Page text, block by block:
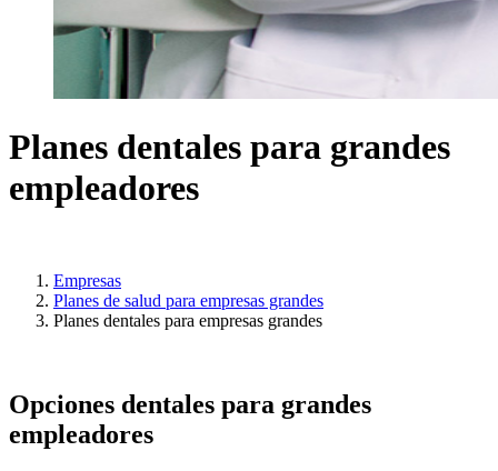
Planes dentales para grandes
empleadores
Empresas
Planes de salud para empresas grandes
Planes dentales para empresas grandes
Opciones dentales para grandes
empleadores